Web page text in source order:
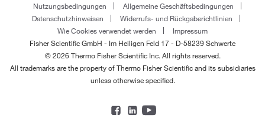
Nutzungsbedingungen
Allgemeine Geschäftsbedingungen
Datenschutzhinweisen
Widerrufs- und Rückgaberichtlinien
Wie Cookies verwendet werden
Impressum
Fisher Scientific GmbH - Im Heiligen Feld 17 - D-58239 Schwerte
© 2026 Thermo Fisher Scientific Inc. All rights reserved.
All trademarks are the property of Thermo Fisher Scientific and its subsidiaries
unless otherwise specified.